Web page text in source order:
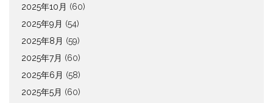
2025年10月 (60)
2025年9月 (54)
2025年8月 (59)
2025年7月 (60)
2025年6月 (58)
2025年5月 (60)